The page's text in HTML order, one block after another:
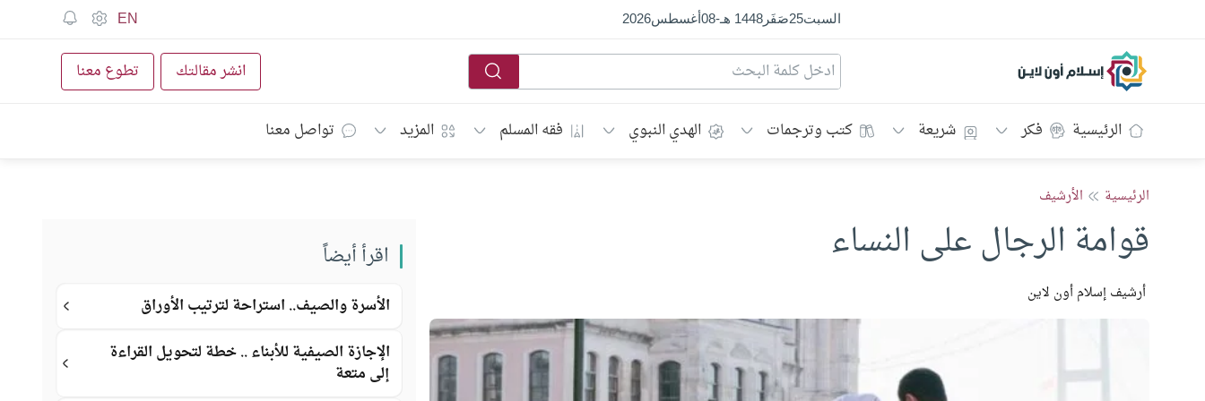
السبت25صَفَر1448 هـ -
08أغسطس2026
EN
إسلام أون لاين انشر مقالتك تطوع معنا
الرئيسية فكر شريعة كتب وترجمات الهدي النبوي فقه المسلم المزيد تواصل معنا
الرئيسية الأرشيف
قوامة الرجال على النساء
أرشيف إسلام أون لاين
اقرأ أيضاً
الأسرة والصيف.. استراحة لترتيب الأوراق
الإجازة الصيفية للأبناء .. خطة لتحويل القراءة
إلى متعة